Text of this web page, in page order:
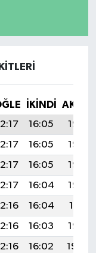
İKINDI
16:05
19:16
16:05
19:15
16:05
19:14
16:04
19:12
16:04
19:11
16:03
19:10
16:02
19:09